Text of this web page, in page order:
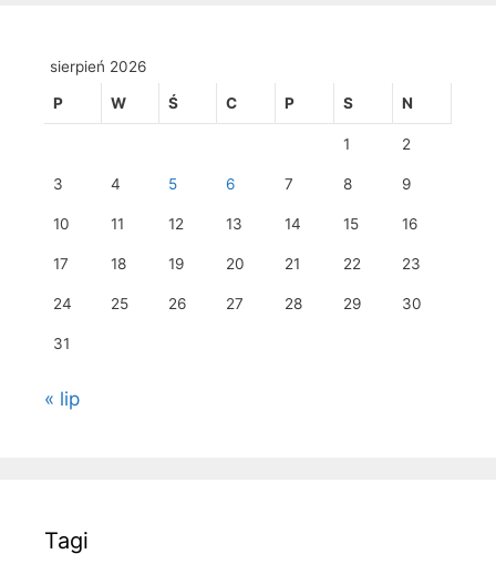
sierpień 2026
P W Ś C P S N
1 2
3 4 5 6 7 8 9
10 11 12 13 14 15 16
17 18 19 20 21 22 23
24 25 26 27 28 29 30
31
« lip
Tagi